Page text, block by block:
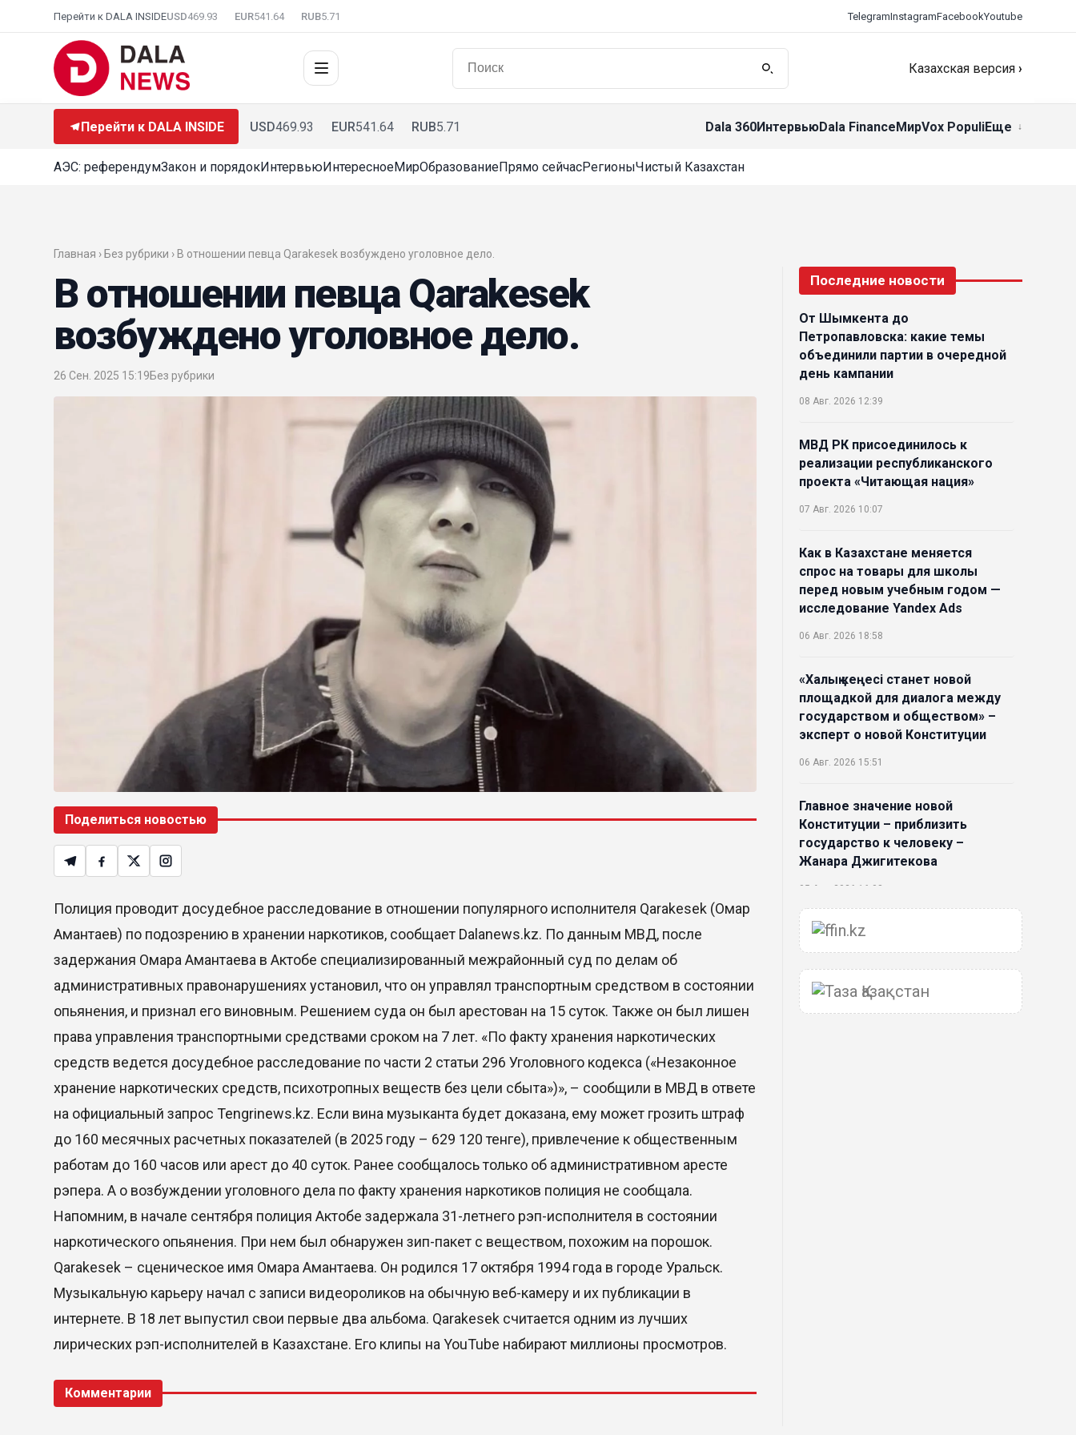
Перейти к DALA INSIDEUSD469.93 EUR541.64 RUB5.71 TelegramInstagramFacebookYoutube
Казахская версия ›
Перейти к DALA INSIDE USD469.93 EUR541.64 RUB5.71 Dala 360ИнтервьюDala FinanceМирVox PopuliЕще
АЭС: референдумЗакон и порядокИнтервьюИнтересноеМирОбразованиеПрямо сейчасРегионыЧистый Казахстан
Главная › Без рубрики › В отношении певца Qarakesek возбуждено уголовное дело.
В отношении певца Qarakesek
возбуждено уголовное дело.
26 Сен. 2025 15:19Без рубрики
Поделиться новостью
Полиция проводит досудебное расследование в отношении популярного исполнителя Qarakesek (Омар
Амантаев) по подозрению в хранении наркотиков, сообщает Dalanews.kz. По данным МВД, после
задержания Омара Амантаева в Актобе специализированный межрайонный суд по делам об
административных правонарушениях установил, что он управлял транспортным средством в состоянии
опьянения, и признал его виновным. Решением суда он был арестован на 15 суток. Также он был лишен
права управления транспортными средствами сроком на 7 лет. «По факту хранения наркотических
средств ведется досудебное расследование по части 2 статьи 296 Уголовного кодекса («Незаконное
хранение наркотических средств, психотропных веществ без цели сбыта»)», – сообщили в МВД в ответе
на официальный запрос Tengrinews.kz. Если вина музыканта будет доказана, ему может грозить штраф
до 160 месячных расчетных показателей (в 2025 году – 629 120 тенге), привлечение к общественным
работам до 160 часов или арест до 40 суток. Ранее сообщалось только об административном аресте
рэпера. А о возбуждении уголовного дела по факту хранения наркотиков полиция не сообщала.
Напомним, в начале сентября полиция Актобе задержала 31-летнего рэп-исполнителя в состоянии
наркотического опьянения. При нем был обнаружен зип-пакет с веществом, похожим на порошок.
Qarakesek – сценическое имя Омара Амантаева. Он родился 17 октября 1994 года в городе Уральск.
Музыкальную карьеру начал с записи видеороликов на обычную веб-камеру и их публикации в
интернете. В 18 лет выпустил свои первые два альбома. Qarakesek считается одним из лучших
лирических рэп-исполнителей в Казахстане. Его клипы на YouTube набирают миллионы просмотров.
Комментарии
Последние новости
От Шымкента до
Петропавловска: какие темы
объединили партии в очередной
день кампании
08 Авг. 2026 12:39
МВД РК присоединилось к
реализации республиканского
проекта «Читающая нация»
07 Авг. 2026 10:07
Как в Казахстане меняется
спрос на товары для школы
перед новым учебным годом —
исследование Yandex Ads
06 Авг. 2026 18:58
«Халық кеңесі станет новой
площадкой для диалога между
государством и обществом» –
эксперт о новой Конституции
06 Авг. 2026 15:51
Главное значение новой
Конституции – приблизить
государство к человеку –
Жанара Джигитекова
05 Авг. 2026 16:08
Общественные наблюдатели
«ДАУЫС» рассказали о
подготовке за выборами в
Курултай
05 Авг. 2026 12:27